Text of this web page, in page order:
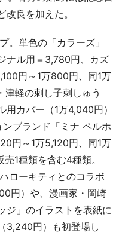
良を加えた。
単色の「カラーズ」
ナル用＝3,780円、カズ
円～1万800円、同1万
軽の刺し子刺しゅう
用カバー（1万4,040円）
ブランド「ミナ ペルホ
円～1万5,120円、同1万
1種類を含む4種類。
ローキティとのコラボ
円）や、漫画家・岡崎
ジ」のイラストを表紙に
3,240円）も初登場し